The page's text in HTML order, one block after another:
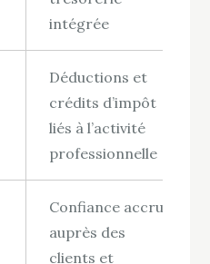
intégrée
Déductions et
crédits d’impôt
liés à l’activité
professionnelle
Confiance accrue
auprès des
clients et